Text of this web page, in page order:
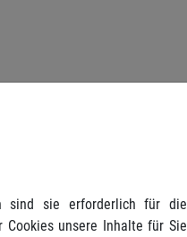
sind sie erforderlich für die
unsere Inhalte für Sie